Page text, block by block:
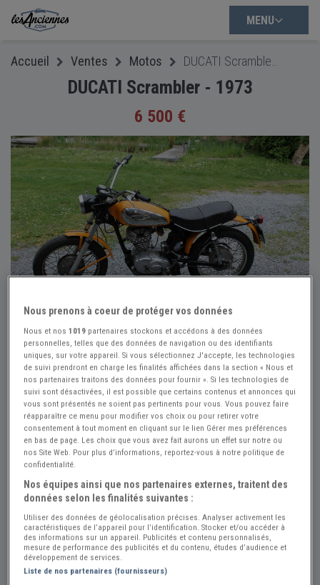
MENU
Accueil Ventes Motos
DUCATI Scrambler - 1973
6 500 €
+2
Réf : A874552 Actualisée le : 23/07/2026
DUCATI Scrambler - 1973
Créer une alerte DUCATI Scrambler
6 500 €
Vendeur Particulier
Belgique
Nous prenons à coeur de protéger vos données
Nous et nos1019 partenaires stockons et accédons à des données
personnelles, telles que des données de navigation ou des identifiants
uniques, sur votre appareil. Si vous sélectionnez J'accepte, les technologies
de suivi prendront en charge les finalités affichées dans la section « Nous et
nos partenaires traitons des données pour fournir ». Si les technologies de
suivi sont désactivées, il est possible que certains contenus et annonces qui
vous sont présentés ne soient pas pertinents pour vous. Vous pouvez faire
réapparaître ce menu pour modifier vos choix ou pour retirer votre
consentement à tout moment en cliquant sur le lien Gérer mes préférences
en bas de page. Les choix que vous avez fait aurons un effet sur notre ou
nos Site Web. Pour plus d’informations, reportez-vous à notre politique de
confidentialité.
Nos équipes ainsi que nos partenaires externes, traitent des
données selon les finalités suivantes :
Utiliser des données de géolocalisation précises. Analyser activement les
caractéristiques de l’appareil pour l’identification. Stocker et/ou accéder à
des informations sur un appareil. Publicités et contenu personnalisés,
mesure de performance des publicités et du contenu, études d’audience et
développement de services.
Liste de nos partenaires (fournisseurs)